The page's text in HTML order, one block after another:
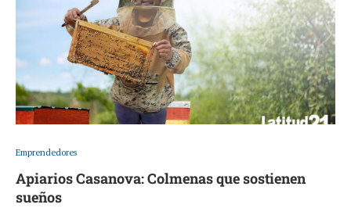
Emprendedores
Apiarios Casanova: Colmenas que sostienen
sueños